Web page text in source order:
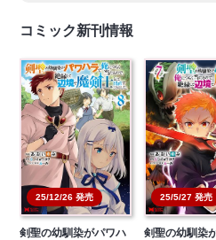
コミック新刊情報
25/12/26 発売
剣聖の幼馴染がパワハ
25/5/27 発売
剣聖の幼馴染